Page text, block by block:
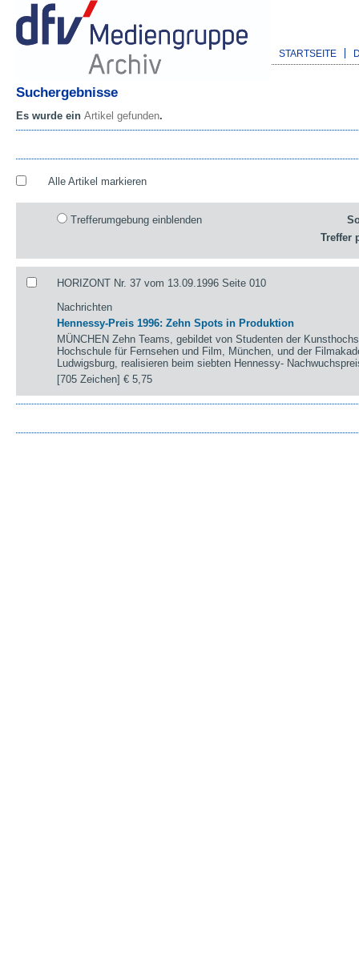
STARTSEITE
Suchergebnisse
Es wurde ein Artikel gefunden.
Alle Artikel markieren
Trefferumgebung einblenden
Treffer
HORIZONT Nr. 37 vom 13.09.1996 Seite 010
Nachrichten
Hennessy-Preis 1996: Zehn Spots in Produktion
MÜNCHEN Zehn Teams, gebildet von Studenten der
Hochschule für Fernsehen und Film, München, und der
Ludwigsburg, realisieren beim siebten Hennessy-
[705 Zeichen]€ 5,75